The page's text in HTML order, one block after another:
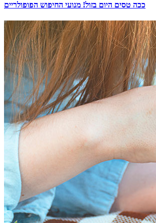
ככה טסים היום בזול! מנועי החיפוש הפופולריים